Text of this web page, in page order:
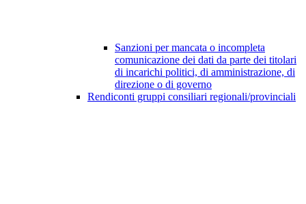
Sanzioni per mancata o incompleta
comunicazione dei dati da parte dei titolari
di incarichi politici, di amministrazione, di
direzione o di governo
Rendiconti gruppi consiliari regionali/provinciali